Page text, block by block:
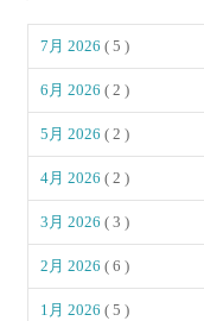
7月 2026( 5 )
6月 2026( 2 )
5月 2026( 2 )
4月 2026( 2 )
3月 2026( 3 )
2月 2026( 6 )
1月 2026( 5 )